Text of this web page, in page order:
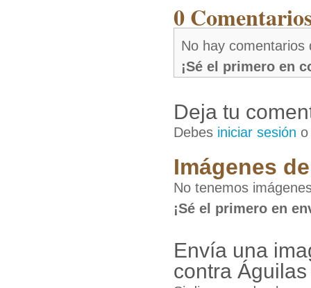
0
No hay comentarios
¡Sé el primero en
Deja tu
Debes iniciar sesión
Imágenes
No tenemos
¡Sé el primero en
Envía una
contra